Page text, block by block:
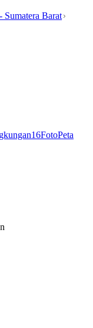
Sumatera Barat
16FotoPeta